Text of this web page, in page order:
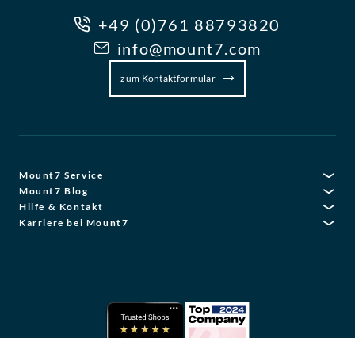
+49 (0)761 88793820
info@mount7.com
zum Kontaktformular
Mount7 Service
Mount7 Blog
Hilfe & Kontakt
Karriere bei Mount7